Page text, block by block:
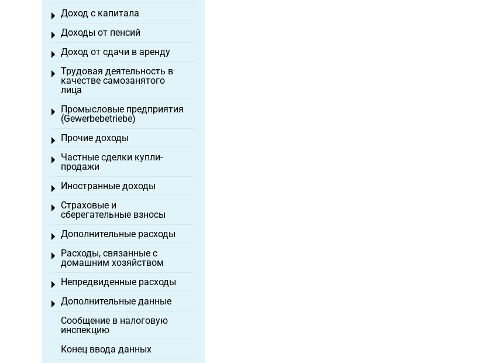
Доход с капитала
Toggle menu
Доходы от пенсий
Toggle menu
Доход от сдачи в аренду
Toggle menu
Трудовая деятельность в
качестве самозанятого
лица
Toggle menu
Промысловые предприятия
(Gewerbebetriebe)
Toggle menu
Прочие доходы
Toggle menu
Частные сделки купли-
продажи
Toggle menu
Иностранные доходы
Toggle menu
Страховые и
сберегательные взносы
Toggle menu
Дополнительные расходы
Toggle menu
Расходы, связанные с
домашним хозяйством
Toggle menu
Непредвиденные расходы
Toggle menu
Дополнительные данные
Toggle menu
Сообщение в налоговую
инспекцию
Конец ввода данных